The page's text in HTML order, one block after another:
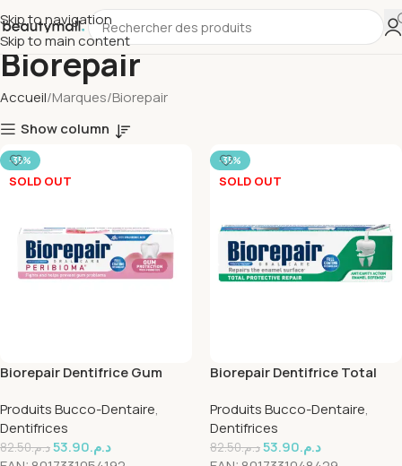
Skip to navigation
Skip to main content
Biorepair
Accueil Marques Biorepair
Show column
-35%
SOLD OUT
Biorepair Dentifrice Gum
Produits Bucco-Dentaire,
Dentifrices
د.م.82.50 د.م.53.90
-35%
SOLD OUT
Biorepair Dentifrice Total
Produits Bucco-Dentaire,
Dentifrices
د.م.82.50 د.م.53.90